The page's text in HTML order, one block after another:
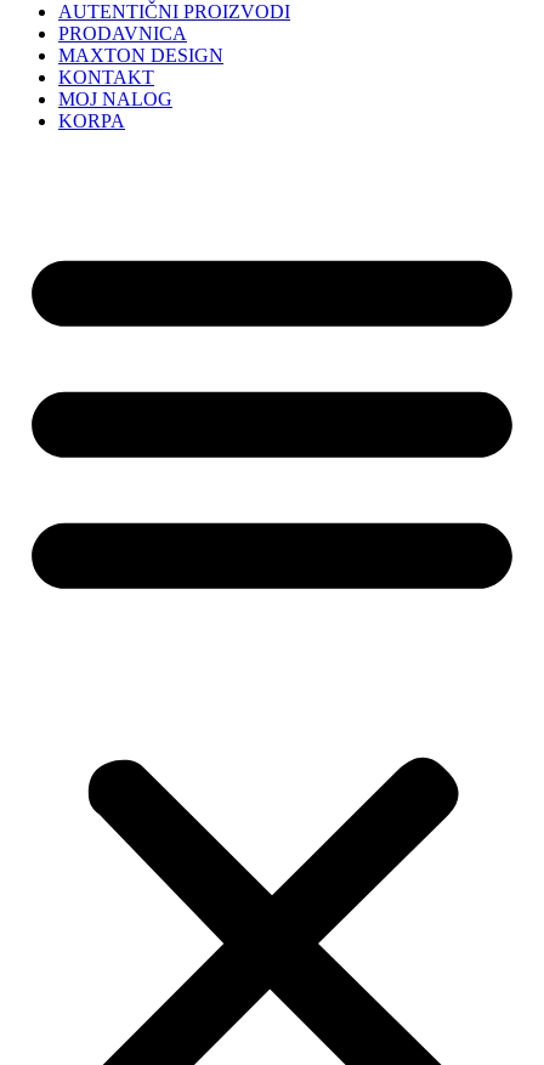
AUTENTIČNI PROIZVODI
PRODAVNICA
MAXTON DESIGN
KONTAKT
MOJ NALOG
KORPA